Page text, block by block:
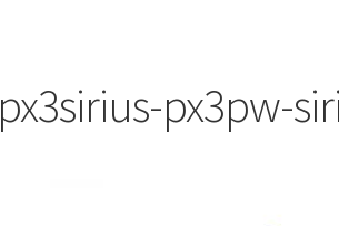
px3sirius-px3pw-